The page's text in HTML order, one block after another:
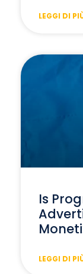
LEGGI DI
Is
LEGGI DI